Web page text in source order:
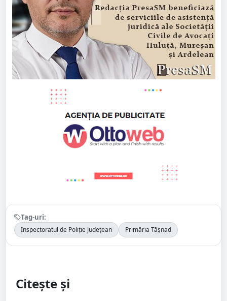
Tag-uri:
Inspectoratul de Poliție Județean Primăria Tășnad
Citește și